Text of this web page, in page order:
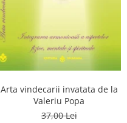
Arta vindecarii invatata de la
Valeriu Popa
37,00 Lei